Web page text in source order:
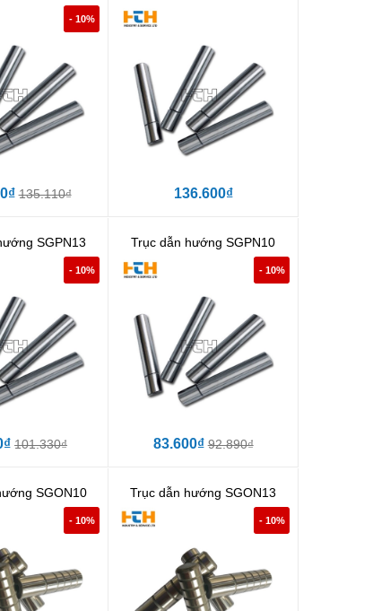
- 10%
135.110₫ 136.600₫
SGPN13
- 10%
101.330₫
Trục dẫn hướng SGPN10
- 10%
83.600₫92.890₫
SGON10
- 10%
Trục dẫn hướng SGON13
- 10%